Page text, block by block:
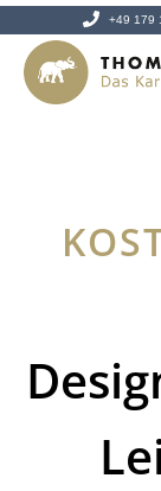
+49 179